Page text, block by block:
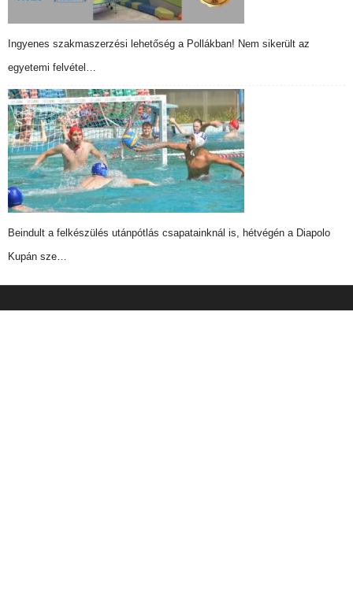
Ingyenes szakmaszerzési lehetőség a Pollákban! Nem sikerült az
egyetemi felvétel…
Beindult a felkészülés utánpótlás csapatainknál is, hétvégén a Diapolo
Kupán sze…